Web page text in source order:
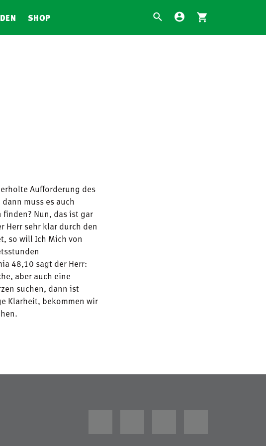
SHOP
Aufforderung des
muss es auch
Nun, das ist gar
Herr sehr klar durch den
so will Ich Mich von
48,10 sagt der Herr:
aber auch eine
suchen, dann ist
Klarheit, bekommen wir